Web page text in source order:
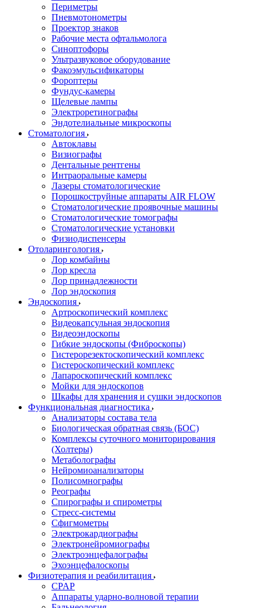
Периметры
Пневмотонометры
Проектор знаков
Рабочие места офтальмолога
Синоптофоры
Ультразвуковое оборудование
Факоэмульсификаторы
Фороптеры
Фундус-камеры
Щелевые лампы
Электроретинографы
Эндотелиальные микроскопы
Стоматология
Автоклавы
Визиографы
Дентальные рентгены
Интраоральные камеры
Лазеры стоматологические
Порошкоструйные аппараты AIR FLOW
Стоматологические проявочные машины
Стоматологические томографы
Стоматологические установки
Физиодиспенсеры
Отоларингология
Лор комбайны
Лор кресла
Лор принадлежности
Лор эндоскопия
Эндоскопия
Артроскопический комплекс
Видеокапсульная эндоскопия
Видеоэндоскопы
Гибкие эндоскопы (Фиброcкопы)
Гистерорезектоскопический комплекс
Гистероскопический комплекс
Лапароскопический комплекс
Мойки для эндоскопов
Шкафы для хранения и сушки эндоскопов
Функциональная диагностика
Анализаторы состава тела
Биологическая обратная связь (БОС)
Комплексы суточного мониторирования
(Холтеры)
Метаболографы
Нейромиоанализаторы
Полисомнографы
Реографы
Спирографы и спирометры
Стресс-системы
Сфигмометры
Электрокардиографы
Электронейромиографы
Электроэнцефалографы
Эхоэнцефалоскопы
Физиотерапия и реабилитация
CPAP
Аппараты ударно-волновой терапии